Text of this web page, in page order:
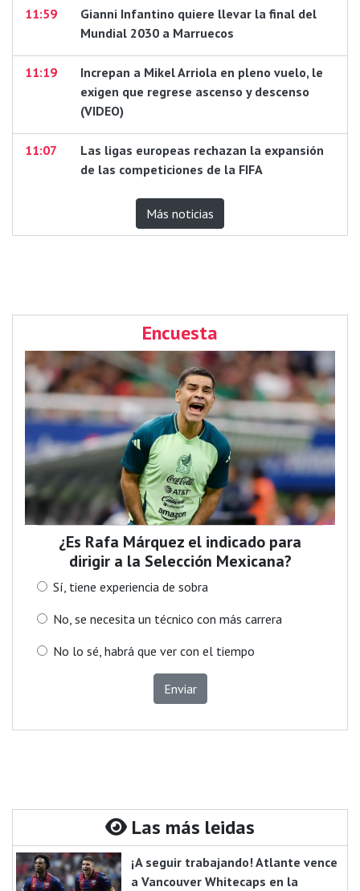
11:59
Gianni Infantino quiere llevar la final del
Mundial 2030 a Marruecos
11:19
Increpan a Mikel Arriola en pleno vuelo, le
exigen que regrese ascenso y descenso
(VIDEO)
11:07
Las ligas europeas rechazan la expansión
de las competiciones de la FIFA
Más noticias
Encuesta
¿Es Rafa Márquez el indicado para
dirigir a la Selección Mexicana?
Sí, tiene experiencia de sobra
No, se necesita un técnico con más carrera
No lo sé, habrá que ver con el tiempo
Enviar
Las más leidas
¡A seguir trabajando! Atlante vence
a Vancouver Whitecaps en la